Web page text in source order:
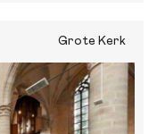
Grote Kerk